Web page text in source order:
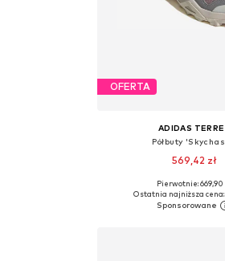
OFERTA
ADIDAS
Półbuty
569,42 zł
Dostępne w różnych
Dodaj do
Pierwotnie: 669,90
Ostatnia najniższa cena: